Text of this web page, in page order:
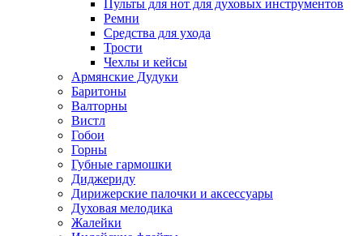
Пульты для нот для духовых инструментов
Ремни
Средства для ухода
Трости
Чехлы и кейсы
Армянские Дудуки
Баритоны
Валторны
Вистл
Гобои
Горны
Губные гармошки
Диджериду
Дирижерские палочки и аксессуары
Духовая мелодика
Жалейки